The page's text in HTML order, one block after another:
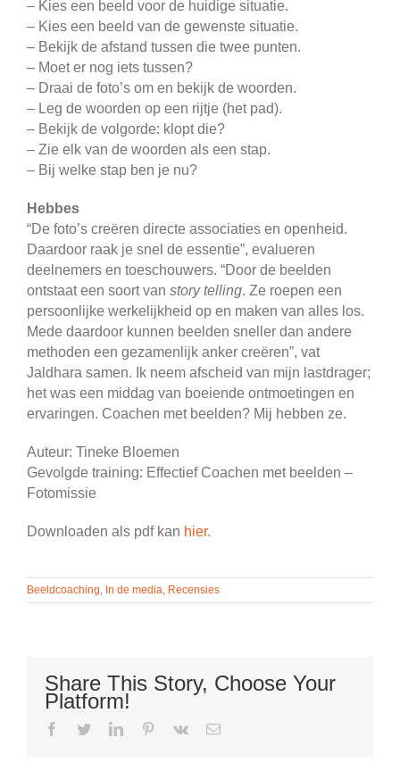
– Kies een beeld voor de huidige situatie.
– Kies een beeld van de gewenste situatie.
– Bekijk de afstand tussen die twee punten.
– Moet er nog iets tussen?
– Draai de foto’s om en bekijk de woorden.
– Leg de woorden op een rijtje (het pad).
– Bekijk de volgorde: klopt die?
– Zie elk van de woorden als een stap.
– Bij welke stap ben je nu?
Hebbes
“De foto’s creëren directe associaties en openheid.
Daardoor raak je snel de essentie”, evalueren
deelnemers en toeschouwers. “Door de beelden
ontstaat een soort van story telling. Ze roepen een
persoonlijke werkelijkheid op en maken van alles los.
Mede daardoor kunnen beelden sneller dan andere
methoden een gezamenlijk anker creëren”, vat
Jaldhara samen. Ik neem afscheid van mijn lastdrager;
het was een middag van boeiende ontmoetingen en
ervaringen. Coachen met beelden? Mij hebben ze.
Auteur: Tineke Bloemen
Gevolgde training: Effectief Coachen met beelden –
Fotomissie
Downloaden als pdf kan hier.
Beeldcoaching, In de media, Recensies
Share This Story, Choose Your
Platform!
facebooktwitterlinkedinpinterest
vk
E-